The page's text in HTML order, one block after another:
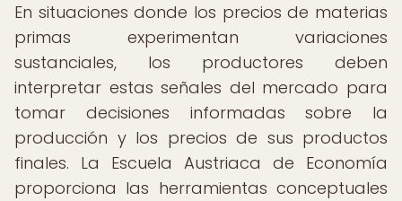
En situaciones donde los precios de materias
primas experimentan variaciones
sustanciales, los productores deben
interpretar estas señales del mercado para
tomar decisiones informadas sobre la
producción y los precios de sus productos
finales. La Escuela Austriaca de Economía
proporciona las herramientas conceptuales